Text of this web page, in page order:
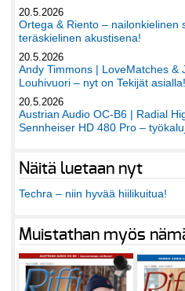
20.5.2026
Ortega & Riento – nailonkielinen
teräskielinen akustisena!
20.5.2026
Andy Timmons | LoveMatches &
Louhivuori – nyt on Tekijät asialla!
20.5.2026
Austrian Audio OC-B6 | Radial
Sennheiser HD 480 Pro –
Näitä luetaan nyt
Techra – niin hyvää hiilikuitua!
Muistathan myös